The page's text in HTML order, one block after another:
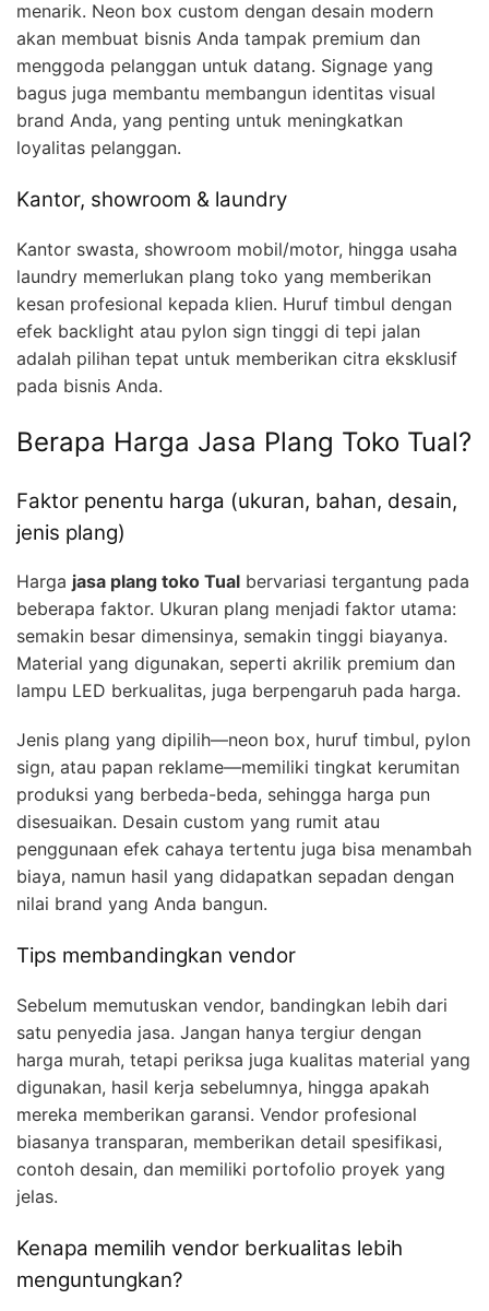
menarik. Neon box custom dengan desain modern
akan membuat bisnis Anda tampak premium dan
menggoda pelanggan untuk datang. Signage yang
bagus juga membantu membangun identitas visual
brand Anda, yang penting untuk meningkatkan
loyalitas pelanggan.
Kantor, showroom & laundry
Kantor swasta, showroom mobil/motor, hingga usaha
laundry memerlukan plang toko yang memberikan
kesan profesional kepada klien. Huruf timbul dengan
efek backlight atau pylon sign tinggi di tepi jalan
adalah pilihan tepat untuk memberikan citra eksklusif
pada bisnis Anda.
Berapa Harga Jasa Plang Toko Tual?
Faktor penentu harga (ukuran, bahan, desain,
jenis plang)
Harga jasa plang toko Tual bervariasi tergantung pada
beberapa faktor. Ukuran plang menjadi faktor utama:
semakin besar dimensinya, semakin tinggi biayanya.
Material yang digunakan, seperti akrilik premium dan
lampu LED berkualitas, juga berpengaruh pada harga.
Jenis plang yang dipilih—neon box, huruf timbul, pylon
sign, atau papan reklame—memiliki tingkat kerumitan
produksi yang berbeda-beda, sehingga harga pun
disesuaikan. Desain custom yang rumit atau
penggunaan efek cahaya tertentu juga bisa menambah
biaya, namun hasil yang didapatkan sepadan dengan
nilai brand yang Anda bangun.
Tips membandingkan vendor
Sebelum memutuskan vendor, bandingkan lebih dari
satu penyedia jasa. Jangan hanya tergiur dengan
harga murah, tetapi periksa juga kualitas material yang
digunakan, hasil kerja sebelumnya, hingga apakah
mereka memberikan garansi. Vendor profesional
biasanya transparan, memberikan detail spesifikasi,
contoh desain, dan memiliki portofolio proyek yang
jelas.
Kenapa memilih vendor berkualitas lebih
menguntungkan?